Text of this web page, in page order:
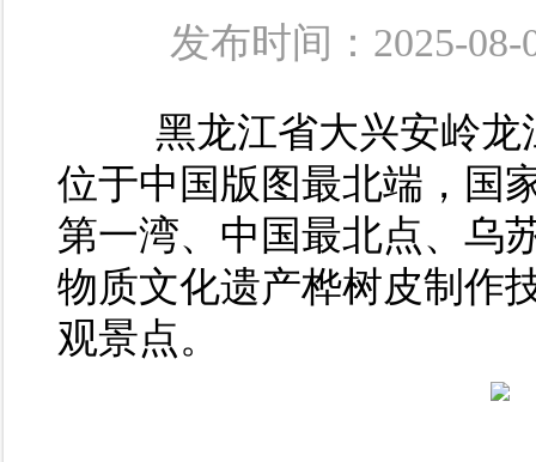
发布时间：2025-
黑龙江省大兴安岭龙
位于中国版图最北端，国
第一湾、中国最北点、乌
物质文化遗产桦树皮制作
观景点。